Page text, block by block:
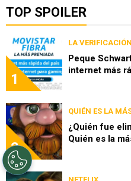
TOP SPOILER
1
LA
Peque
internet más
2
QUIÉN ES LA
¿Quién fue
Quién es la